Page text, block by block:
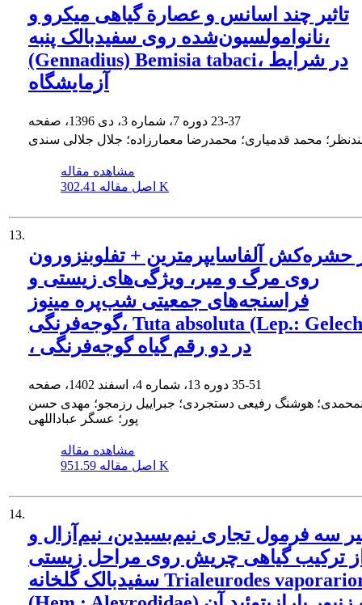
تاثیر چند اسانس و عصارة گیاهی میکرو و
نانوامولسیون‌شده روی سفیدبالک پنبه،
(Gennadius) Bemisia tabaci، در شرایط
آزمایشگاه
23-37
محمد قدمیاری؛ محمدرضا معمارزاده؛ جلال جلالی سندی
مشاهده مقاله
اصل مقاله 302.41 K
13.
حشره‌کش آلفاسایپرمترین + تفلوبنزورون
روی مرگ و میر، ویژگی‌های زیستی و
فراسنجه‌های جمعیتی شب‌پره مینوز
گوجه‌فرنگی، Tuta absoluta (Lep.: Gelechiidae)
، در دو رقم گیاه گوجه‌فرنگی
35-51
هوشنگ رفیعی دستجردی؛ جبراییل رزمجو؛ مهدی حسن
پور؛ عسگر عباداللهی
مشاهده مقاله
اصل مقاله 951.59 K
14.
سه فرمول تجاری نیم‌بسیدین، نیم‌آزال و
از ترکیب گیاهی چریش روی مراحل زیستی
سفیدبالک گلخانه‌ Trialeurodes vaporariorum